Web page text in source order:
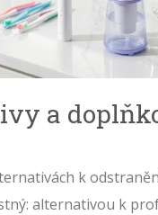
a
k
alternativou k